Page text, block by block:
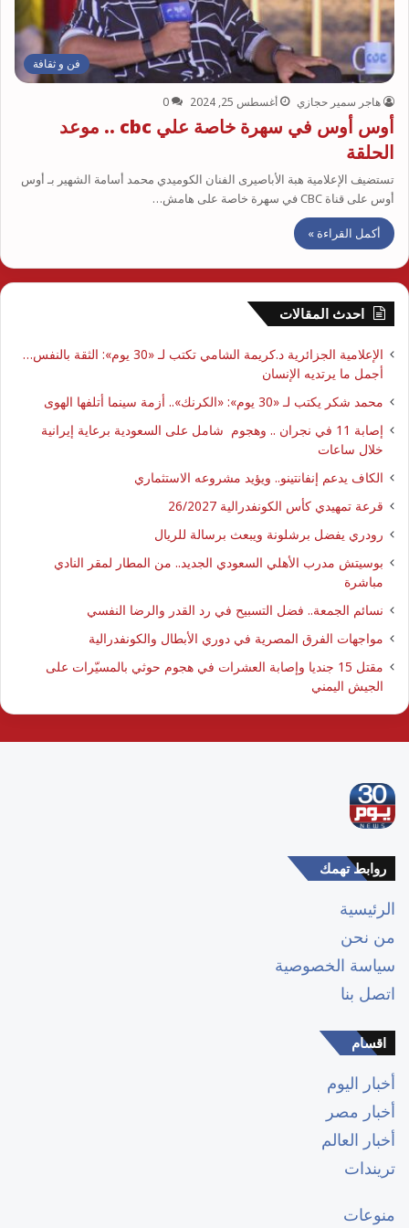
فن و ثقافة
هاجر سمير حجازي أغسطس 25, 2024 0
أوس أوس في سهرة خاصة علي cbc .. موعد
الحلقة
تستضيف الإعلامية هبة الأباصيرى الفنان الكوميدي محمد أسامة الشهير بـ أوس
أوس على قناة CBC في سهرة خاصة على هامش…
أكمل القراءة »
احدث المقالات
الإعلامية الجزائرية د.كريمة الشامي تكتب لـ «30 يوم»: الثقة بالنفس…
أجمل ما يرتديه الإنسان
محمد شكر يكتب لـ «30 يوم»: «الكرنك».. أزمة سينما أتلفها الهوى
إصابة 11 في نجران .. وهجوم شامل على السعودية برعاية إيرانية
خلال ساعات
الكاف يدعم إنفانتينو.. ويؤيد مشروعه الاستثماري
قرعة تمهيدي كأس الكونفدرالية 26/2027
رودري يفضل برشلونة ويبعث برسالة للريال
بوسيتش مدرب الأهلي السعودي الجديد.. من المطار لمقر النادي
مباشرة
نسائم الجمعة.. فضل التسبيح في رد القدر والرضا النفسي
مواجهات الفرق المصرية في دوري الأبطال والكونفدرالية
مقتل 15 جنديا وإصابة العشرات في هجوم حوثي بالمسيّرات على
الجيش اليمني
روابط تهمك
الرئيسية
من نحن
سياسة الخصوصية
اتصل بنا
اقسام
أخبار اليوم
أخبار مصر
أخبار العالم
تريندات
منوعات